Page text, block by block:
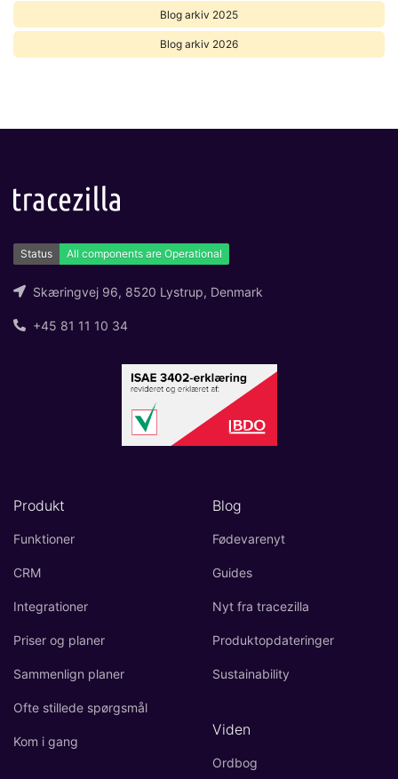
Blog arkiv 2025
Blog arkiv 2026
Skæringvej 96, 8520 Lystrup, Denmark
+45 81 11 10 34
Produkt
Funktioner
CRM
Integrationer
Priser og planer
Sammenlign planer
Ofte stillede spørgsmål
Kom i gang
Blog
Fødevarenyt
Guides
Nyt fra tracezilla
Produktopdateringer
Sustainability
Viden
Ordbog